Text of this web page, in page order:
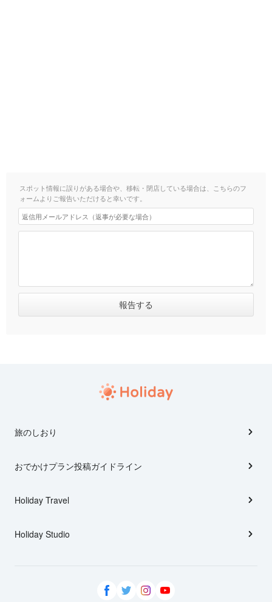
スポット情報に誤りがある場合や、移転・閉店している場合は、こちらのフ
ォームよりご報告いただけると幸いです。
旅のしおり
おでかけプラン投稿ガイドライン
Holiday Travel
Holiday Studio